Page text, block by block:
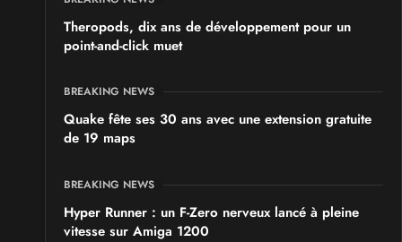
Theropods, dix ans de développement pour un
point-and-click muet
BREAKING NEWS
Quake fête ses 30 ans avec une extension gratuite
de 19 maps
BREAKING NEWS
Hyper Runner : un F-Zero nerveux lancé à pleine
vitesse sur Amiga 1200